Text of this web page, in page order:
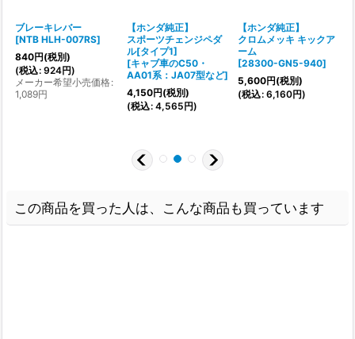
ブレーキレバー
[NTB HLH-007RS]
840円(税別)
(税込: 924円)
メーカー希望小売価格:
1,089円
【ホンダ純正】
スポーツチェンジペダ
ル[タイプ1]
[キャブ車のC50・
AA01系：JA07型など]
4,150円(税別)
(税込: 4,565円)
【ホンダ純正】
クロムメッキ キックア
ーム
[28300-GN5-940]
5,600円(税別)
(税込: 6,160円)
この商品を買った人は、こんな商品も買っています